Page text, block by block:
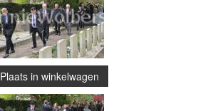
Plaats in winkelwagen